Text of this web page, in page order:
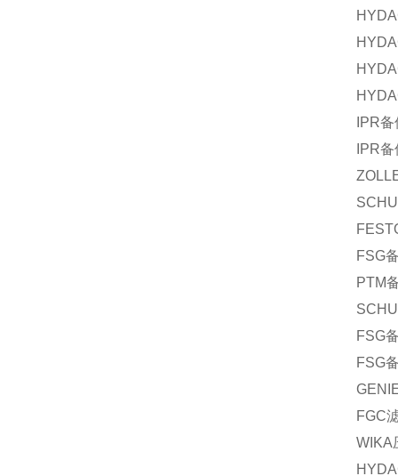
IPR备
IPR备
FSG
PTM
FSG
FSG
FGC
WIKA